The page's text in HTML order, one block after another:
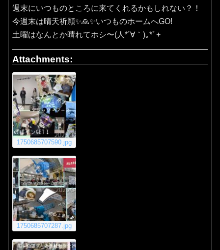
週末にいつものところに来てくれるかもしれない？！
今週末は晴天祈願✨️🙏✨️いつものホームへGO!
土曜はなんとか晴れてホシ〜(⁠人⁠*⁠´⁠∀⁠｀⁠)⁠｡⁠*ﾟ⁠+
Attachments:
1750685707590.jpg
1750685707287.jpg